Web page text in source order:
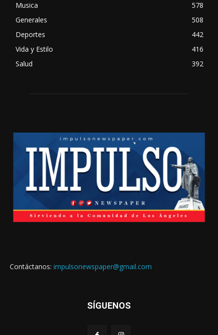
Musica
578
Generales
508
Deportes
442
Vida y Estilo
416
Salud
392
Contáctanos: impulsonewspaper@gmail.com
SÍGUENOS